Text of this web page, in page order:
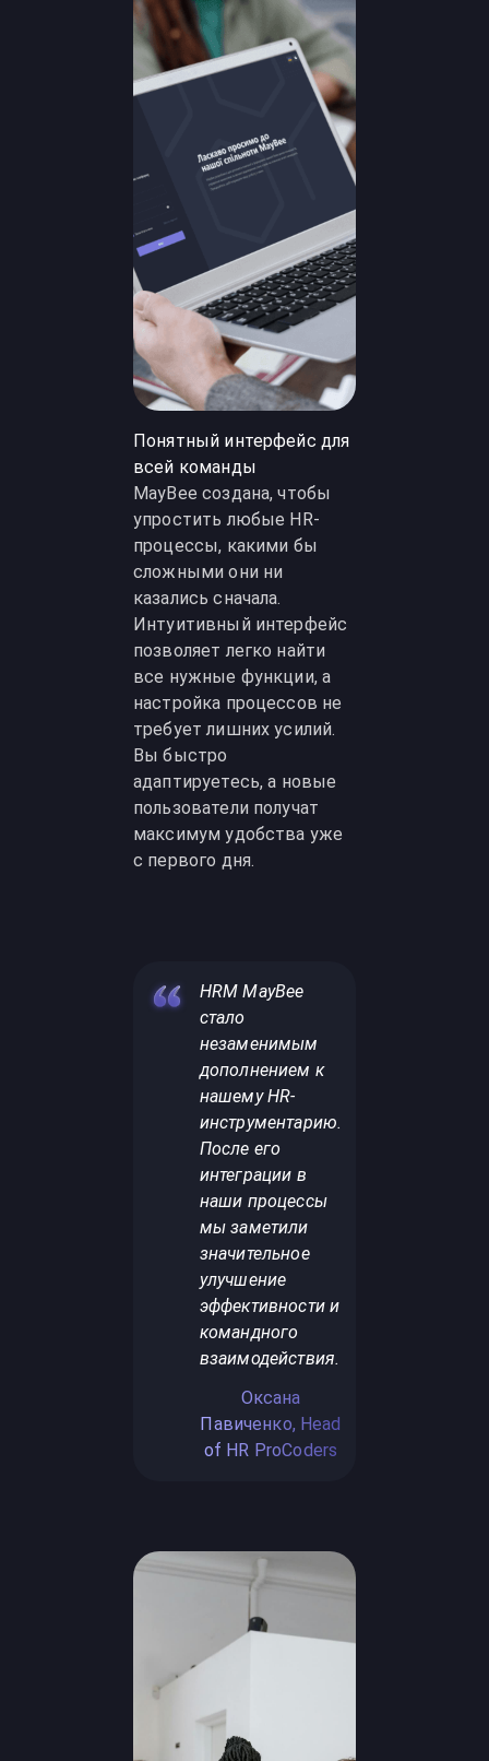
Понятный интерфейс для
всей команды
MayBee создана, чтобы
упростить любые HR-
процессы, какими бы
сложными они ни
казались сначала.
Интуитивный интерфейс
позволяет легко найти
все нужные функции, а
настройка процессов не
требует лишних усилий.
Вы быстро
адаптируетесь, а новые
пользователи получат
максимум удобства уже
с первого дня.
HRM MayBee
стало
незаменимым
дополнением к
нашему HR-
инструментарию.
После его
интеграции в
наши процессы
мы заметили
значительное
улучшение
эффективности и
командного
взаимодействия.
Оксана
Павиченко, Head
of HR ProCoders